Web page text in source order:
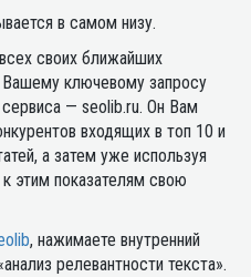
в самом низу.
своих ближайших
Вашему ключевому запросу
— seolib.ru. Он Вам
входящих в топ 10 и
а затем уже используя
этим показателям свою
, нажимаете внутренний
релевантности текста».